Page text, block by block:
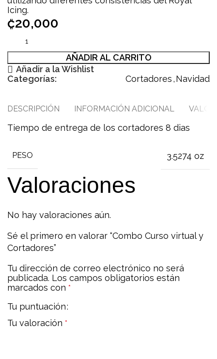
Icing.
₡20,000
AÑADIR AL CARRITO
Añadir a la Wishlist
Categorías:
Cortadores,Navidad
DESCRIPCIÓN INFORMACIÓN ADICIONAL
Tiempo de entrega de los cortadores 8 dias
PESO 3.5274 oz
Valoraciones
No hay valoraciones aún.
Sé el primero en valorar “Combo Curso virtual y
Cortadores”
Tu dirección de correo electrónico no será
publicada. Los campos obligatorios están
marcados con *
Tu puntuación
Tu valoración *